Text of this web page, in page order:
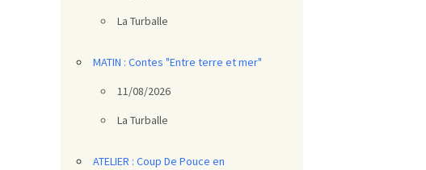
La Turballe
MATIN : Contes "Entre terre et mer"
11/08/2026
La Turballe
ATELIER : Coup De Pouce en